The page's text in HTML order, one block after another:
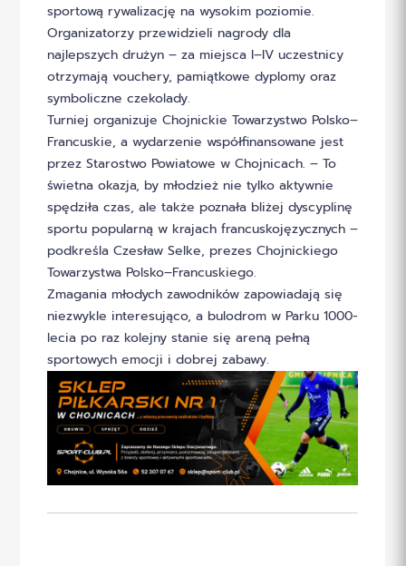
sportową rywalizację na wysokim poziomie.
Organizatorzy przewidzieli nagrody dla
najlepszych drużyn – za miejsca I–IV uczestnicy
otrzymają vouchery, pamiątkowe dyplomy oraz
symboliczne czekolady.
Turniej organizuje Chojnickie Towarzystwo Polsko–
Francuskie, a wydarzenie współfinansowane jest
przez Starostwo Powiatowe w Chojnicach. – To
świetna okazja, by młodzież nie tylko aktywnie
spędziła czas, ale także poznała bliżej dyscyplinę
sportu popularną w krajach francuskojęzycznych –
podkreśla Czesław Selke, prezes Chojnickiego
Towarzystwa Polsko–Francuskiego.
Zmagania młodych zawodników zapowiadają się
niezwykle interesująco, a bulodrom w Parku 1000-
lecia po raz kolejny stanie się areną pełną
sportowych emocji i dobrej zabawy.